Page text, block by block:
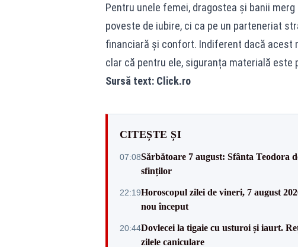
Pentru unele femei, dragostea și banii
poveste de iubire, ci ca pe un parteneriat
financiară și confort. Indiferent dacă acest
clar că pentru ele, siguranța materială este
Sursă text: Click.ro
CITEȘTE ȘI
07:08Sărbătoare 7 august: Sfânta Teodora
sfinților
22:19Horoscopul zilei de vineri, 7 august
nou început
20:44Dovlecei la tigaie cu usturoi și iaurt.
zilele caniculare